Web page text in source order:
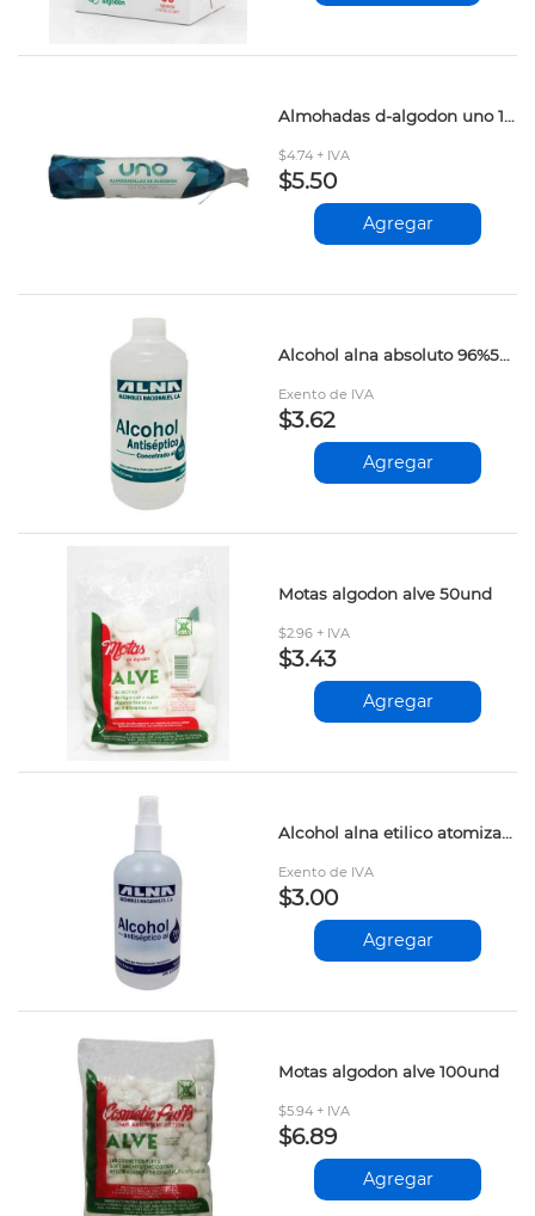
Almohadas d-algodon uno 100und
$4.74 + IVA
$5.50
Agregar
Alcohol alna absoluto 96%500cc
Exento de IVA
$3.62
Agregar
Motas algodon alve 50und
$2.96 + IVA
$3.43
Agregar
Alcohol alna etilico atomizador 70% 500cc
Exento de IVA
$3.00
Agregar
Motas algodon alve 100und
$5.94 + IVA
$6.89
Agregar